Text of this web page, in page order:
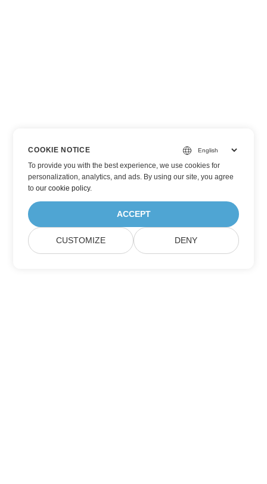
COOKIE NOTICE
To provide you with the best experience, we use cookies for
personalization, analytics, and ads. By using our site, you agree
toour cookie policy.
ACCEPT
CUSTOMIZE DENY